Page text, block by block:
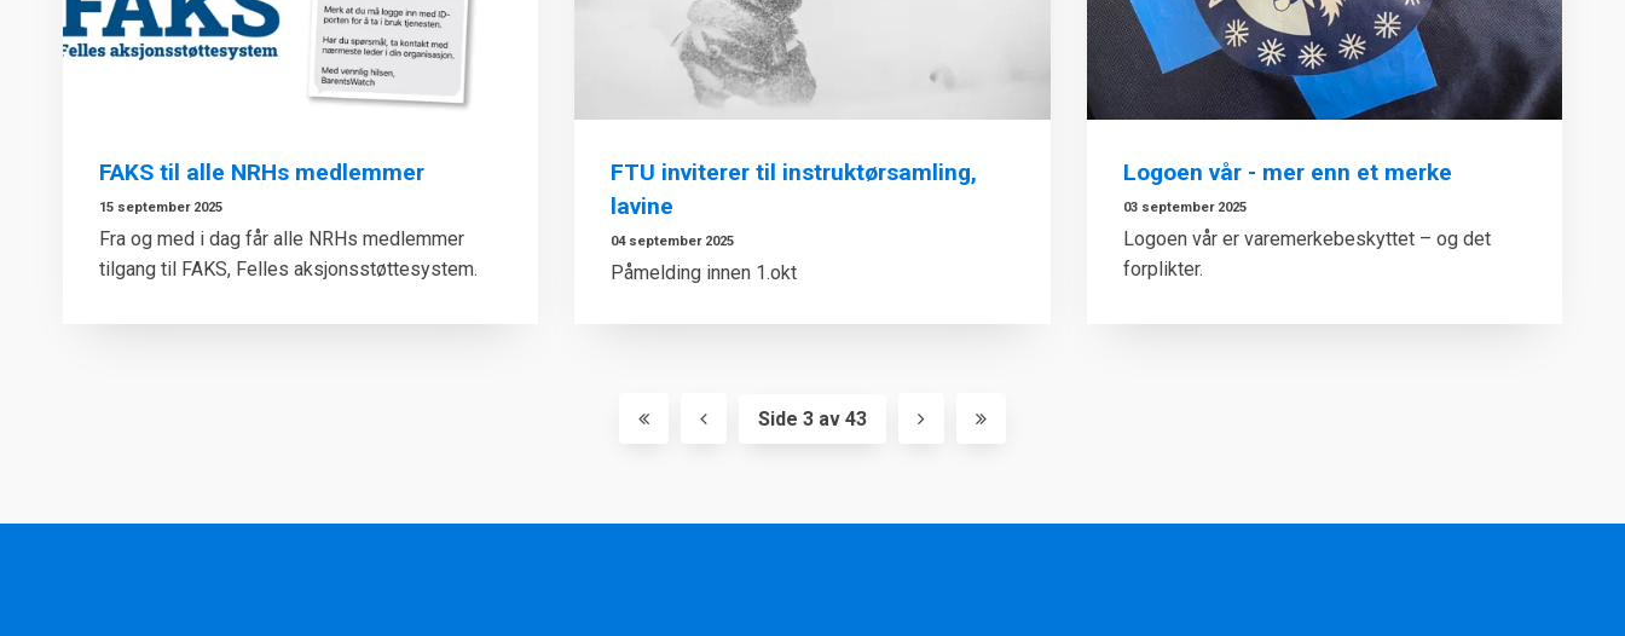
FAKS til alle NRHs medlemmer
15 september 2025
Fra og med i dag får alle NRHs medlemmer
tilgang til FAKS, Felles aksjonsstøttesystem.
FTU inviterer til instruktørsamling,
lavine
04 september 2025
Påmelding innen 1.okt
Logoen vår - mer enn et merke
03 september 2025
Logoen vår er varemerkebeskyttet – og det
forplikter.
Side 3 av 43